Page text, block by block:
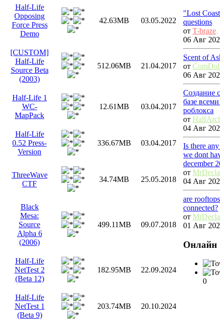
Half-Life
Opposing
Force Press
Demo
42.63MB 03.05.2022
[CUSTOM]
Half-Life
Source Beta
(2003)
512.06MB 21.04.2017
Half-Life 1
WC-
MapPack
12.61MB 03.04.2017
Half-Life
0.52 Press-
Version
336.67MB 03.04.2017
ThreeWave
CTF
34.74MB 25.05.2018
Black
Mesa:
Source
Alpha 6
(2006)
499.11MB 09.07.2018
Half-Life
NetTest 2
(Beta 12)
182.95MB 22.09.2024
Half-Life
NetTest 1
(Beta 9)
203.74MB 20.10.2024
"Lost
questions
от T-braze
06 Авг
Scent of
от
06 Авг
Создание
базе
роблокса
от
04 Авг
Is there
we dont
december
от
04 Авг
are
connected?
от
01 Авг
Онлайн
0